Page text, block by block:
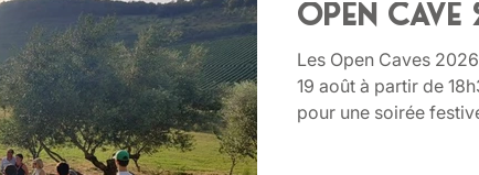
Open Cave
Les Open Caves
19 août à partir de
pour une soirée